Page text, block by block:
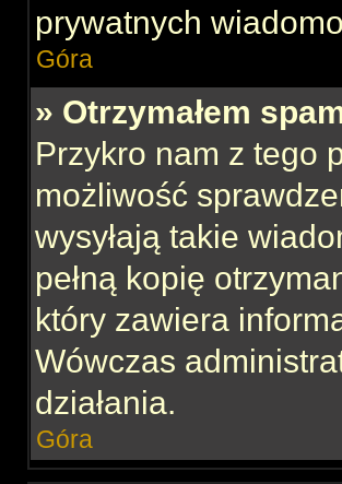
prywatnych
Góra
» Otrzymałem
Przykro nam z tego
możliwość
wysyłają takie
pełną kopię
który zawiera
Wówczas
działania.
Góra